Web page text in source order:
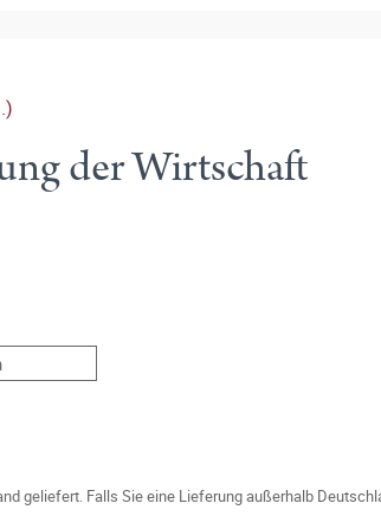
der Wirtschaft
geliefert. Falls Sie eine Lieferung außerhalb